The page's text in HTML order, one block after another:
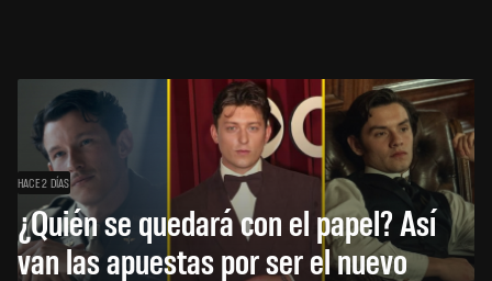
HACE 2 DÍAS
¿Quién se quedará con el papel? Así
van las apuestas por ser el nuevo